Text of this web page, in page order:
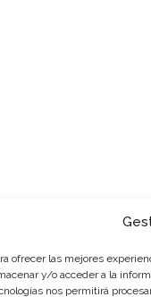
ofrecer las mejores
y/o acceder a la
nos permitirá
sociales